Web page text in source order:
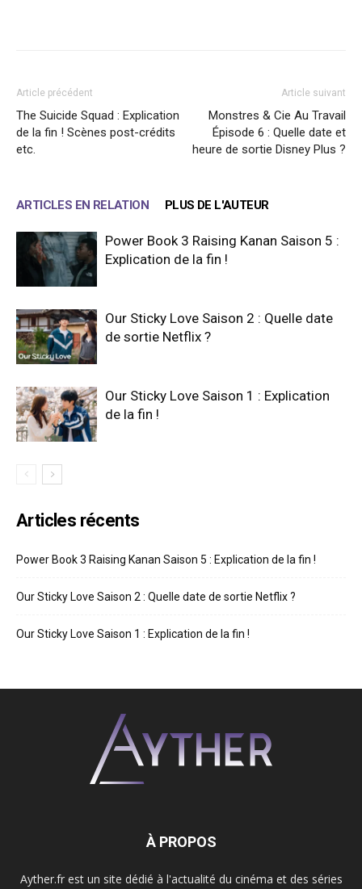
Article précédent
The Suicide Squad : Explication
de la fin ! Scènes post-crédits
etc.
Article suivant
Monstres & Cie Au Travail
Épisode 6 : Quelle date et
heure de sortie Disney Plus ?
ARTICLES EN RELATION PLUS DE L'AUTEUR
Power Book 3 Raising Kanan Saison 5 :
Explication de la fin !
Our Sticky Love Saison 2 : Quelle date
de sortie Netflix ?
Our Sticky Love Saison 1 : Explication
de la fin !
Articles récents
Power Book 3 Raising Kanan Saison 5 : Explication de la fin !
Our Sticky Love Saison 2 : Quelle date de sortie Netflix ?
Our Sticky Love Saison 1 : Explication de la fin !
À PROPOS
Ayther.fr est un site dédié à l'actualité du cinéma et des séries